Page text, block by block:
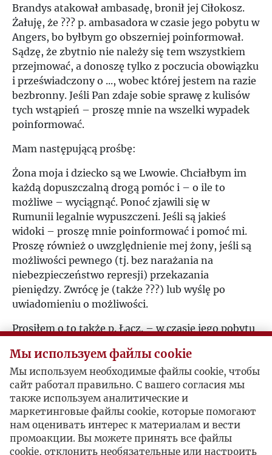
V
W
Z
Brandys atakował ambasadę, bronił jej Ciłokosz.
Żałuję, że ??? p. ambasadora w czasie jego pobytu w
Angers, bo byłbym go obszerniej poinformował.
Sądzę, że zbytnio nie należy się tem wszystkiem
przejmować, a donoszę tylko z poczucia obowiązku
i przeświadczony o ..., wobec której jestem na razie
bezbronny. Jeśli Pan zdaje sobie sprawę z kulisów
tych wstąpień – proszę mnie na wszelki wypadek
poinformować.
Mam następującą prośbę:
Żona moja i dziecko są we Lwowie. Chciałbym im
każdą dopuszczalną drogą pomóc i – o ile to
możliwe – wyciągnąć. Ponoć zjawili się w
Rumunii legalnie wypuszczeni. Jeśli są jakieś
widoki – proszę mnie poinformować i pomoć mi.
Proszę również o uwzględnienie mej żony, jeśli są
możliwości pewnego (tj. bez narażania na
niebezpieczeństwo represji) przekazania
pieniędzy. Zwrócę je (także ???) lub wyślę po
uwiadomieniu o możliwości.
Prosiłem o to także p. Łącz. – w czasie jego pobytu
porozumieć. Wiem, że pewne kwoty przekzauje
pani Dzu.(działająca w porozumieniu z p. A.) i jeśli
ta droga jest skuteczna – proszę o mej żonie
pamiętać. Adres żony ma dostawca.
Proszę się nie gniewać, że Pana obarczam – ale
jestem tu odcięty od Rumunii i jej stosunków.
Мы используем файлы cookie
Мы используем необходимые файлы cookie, чтобы
сайт работал правильно. С вашего согласия мы
также используем аналитические и
маркетинговые файлы cookie, которые помогают
нам оценивать интерес к материалам и вести
промоакции. Вы можете принять все файлы
cookie, отклонить необязательные или настроить